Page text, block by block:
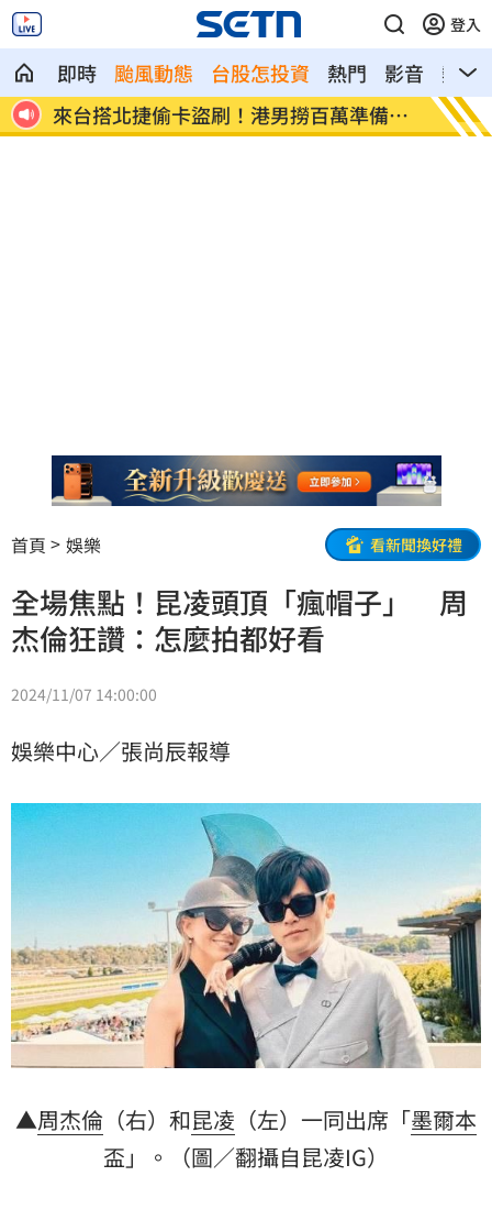
登入
即時 颱風動態 台股怎投資 熱門 影音
熱搜
偷卡盜刷！港男撈百萬準備買
東發號遭出征！蔣萬
歡
首頁 娛樂 看新聞換好禮
全場焦點！昆凌頭頂「瘋帽子」 周
杰倫狂讚：怎麼拍都好看
2024/11/07 14:00:00
娛樂中心／張尚辰報導
▲周杰倫 （右）和昆凌 （左）一同出席「墨爾本
盃」。（圖／翻攝自昆凌IG）